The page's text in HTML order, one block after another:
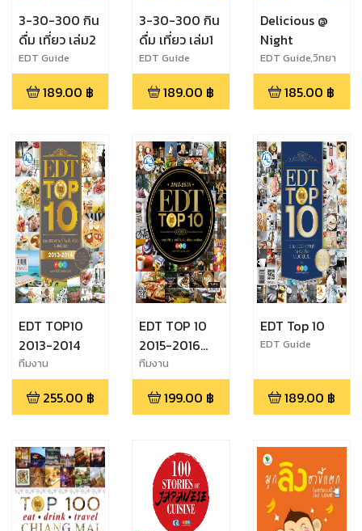
3-30-300 กิน
ดื่ม เที่ยว เล่ม2
EDT Guide
189.00 ฿
3-30-300 กิน
ดื่ม เที่ยว เล่ม1
EDT Guide
189.00 ฿
Delicious @
Night
EDT Guide,วิทยา
จิระเสวกดิลก
185.00 ฿
EDT TOP10
2013-2014
ทีมงาน
EDTguide.com
255.00 ฿
EDT TOP 10
2015-2016
รวม 150 สถาน
ที่ กิน ดื่ม เที่ยว
ยอดนิยม
ทีมงาน
EDTguide.com
199.00 ฿
EDT Top 10
EDT Guide
189.00 ฿